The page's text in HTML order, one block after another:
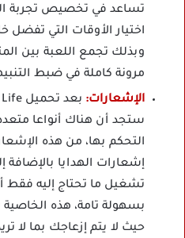
تساعد في تخصيص تجربة
اختيار الأوقات التي تفضل
وبذلك تجمع اللعبة بين
مرونة كاملة في ضبط
الإشعارات:
ستجد أن هناك أنواعا
التحكم بها، من هذه
إشعارات الهدايا بالإضافة
تشغيل ما تحتاج إليه فقط
بسهولة تامة، هذه الخاصية
حيث لا يتم إزعاجك بما لا